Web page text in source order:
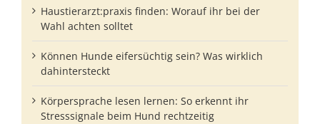
Haustierarzt:praxis finden: Worauf ihr bei der
Wahl achten solltet
Können Hunde eifersüchtig sein? Was wirklich
dahintersteckt
Körpersprache lesen lernen: So erkennt ihr
Stresssignale beim Hund rechtzeitig